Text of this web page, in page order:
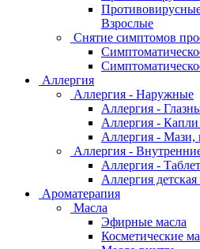
Взрослые
Снятие симптомов
Аллергия
Аллергия - Наружные
Аллергия -
Аллергия -
Аллергия - Мази,
Аллергия -
Аллергия -
Аллергия
Ароматерапия
Масла
Эфирные масла
Косметические